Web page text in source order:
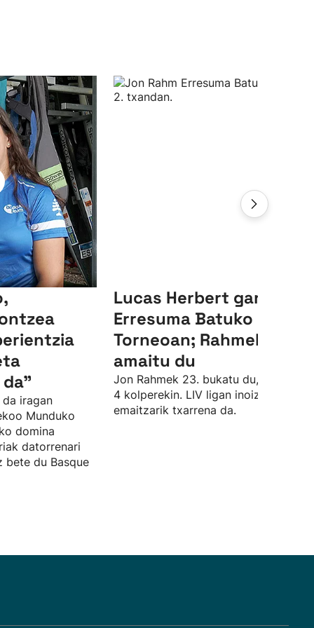
iragan
Munduko
domina
datorrenari
bete du Basque
Lucas Herbert garaile,
Erresuma Batuko LIV
Torneoan; Rahmek 23.
amaitu du
Jon Rahmek 23. bukatu du, par
4 kolperekin. LIV ligan inoiz izan duen
emaitzarik txarrena da.